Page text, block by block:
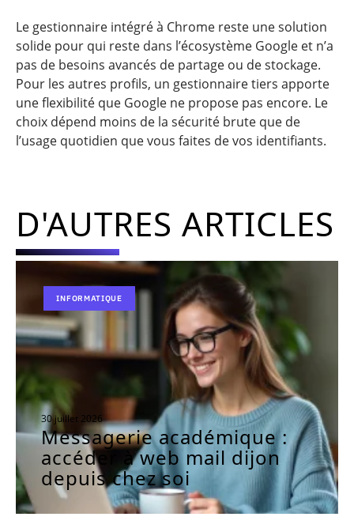
Le gestionnaire intégré à Chrome reste une solution
solide pour qui reste dans l’écosystème Google et n’a
pas de besoins avancés de partage ou de stockage.
Pour les autres profils, un gestionnaire tiers apporte
une flexibilité que Google ne propose pas encore. Le
choix dépend moins de la sécurité brute que de
l’usage quotidien que vous faites de vos identifiants.
D'AUTRES ARTICLES
INFORMATIQUE
30 juillet 2026
Messagerie académique :
accéder à web mail dijon
depuis chez soi